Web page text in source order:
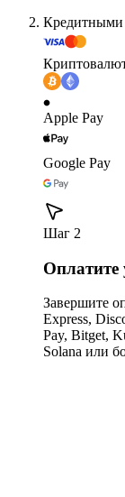
Кредитными
Apple Pay
Google Pay
Шаг 2
Оплатите
Завершите
Express,
Pay, Bitget,
Solana или